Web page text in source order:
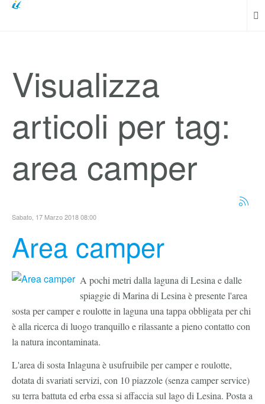
Visualizza
articoli per tag:
area camper
Sabato, 17 Marzo 2018 08:00
Area camper
A pochi metri dalla laguna di Lesina e dalle
spiaggie di Marina di Lesina è presente l'area
sosta per camper e roulotte in laguna una tappa obbligata per chi
è alla ricerca di luogo tranquillo e rilassante a pieno contatto con
la natura incontaminata.
L'area di sosta Inlaguna è usufruibile per camper e roulotte,
dotata di svariati servizi, con 10 piazzole (senza camper service)
su terra battuta ed erba essa si affaccia sul lago di Lesina. Posta a